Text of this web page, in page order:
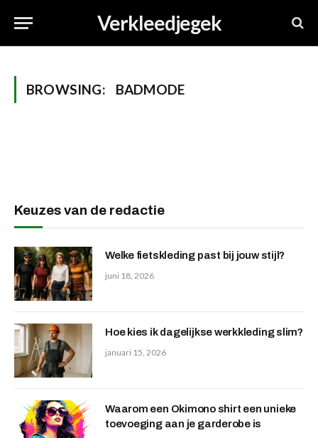
Verkleedjegek
BROWSING: BADMODE
Keuzes van de redactie
Welke fietskleding past bij jouw stijl?
juni 18, 2026
Hoe kies ik dagelijkse werkkleding slim?
januari 15, 2026
Waarom een Okimono shirt een unieke
toevoeging aan je garderobe is